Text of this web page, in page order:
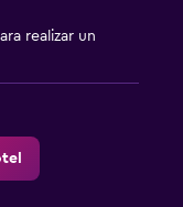
realizar un